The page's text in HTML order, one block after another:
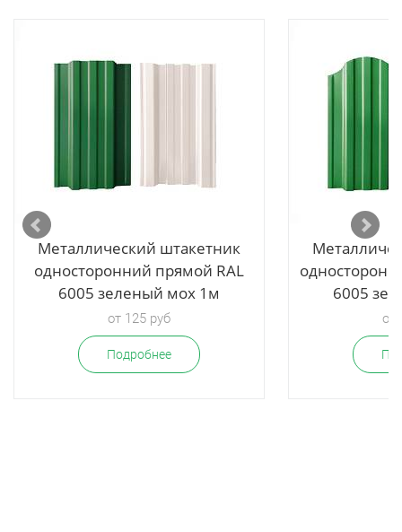
Металлический штакетник
односторонний прямой RAL
6005 зеленый мох 1м
от 125 руб
Подробнее
6005
от